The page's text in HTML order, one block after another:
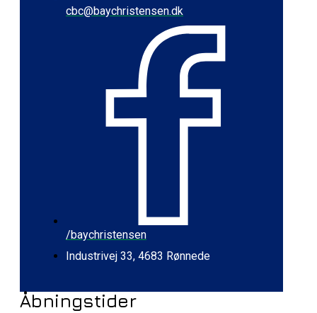
cbc@baychristensen.dk
/baychristensen
Industrivej 33, 4683 Rønnede
Åbningstider